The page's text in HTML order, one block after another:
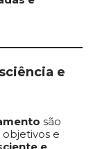
e
são
e